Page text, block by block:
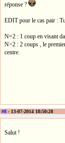
réponse ?
EDIT pour le cas pair :
N=2 : 1 coup en visant
N>2 : 2 coups , le
centre.
#8 - 13-07-2014 18:50:28
Salut !